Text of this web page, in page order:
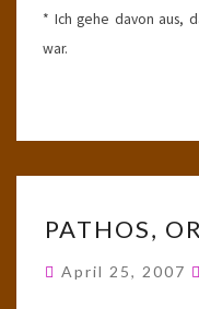
* Ich gehe davon aus,
war.
PATHOS,
April 25, 2007